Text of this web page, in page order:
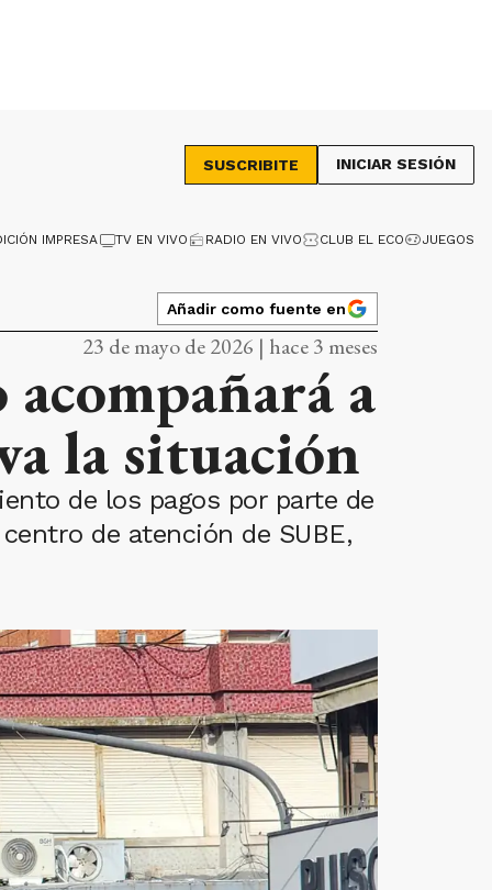
SUSCRIBITE INICIAR SESIÓN
IMPRESA TV EN VIVO RADIO EN VIVO CLUB EL ECO JUEGOS
Añadir como fuente en
23 de mayo de 2026 | hace 3 meses
a
la situación
de los pagos por parte de
de atención de SUBE,